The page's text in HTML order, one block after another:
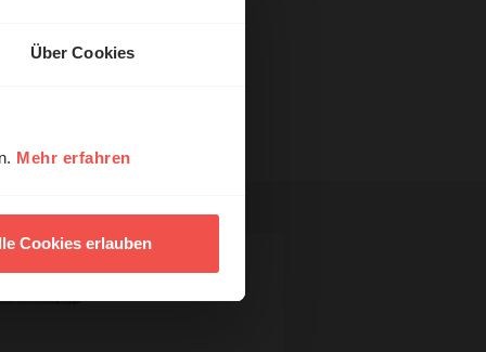
Über Cookies
Mehr erfahren
Cookies erlauben